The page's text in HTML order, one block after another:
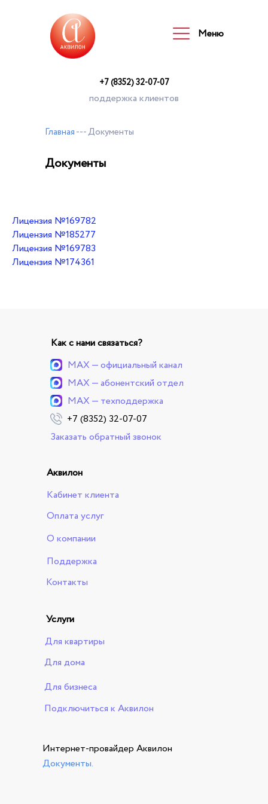
Меню
+7 (8352) 32-07-07
поддержка клиентов
Документы
Главная--- Документы
Лицензия №169782
Лицензия №185277
Лицензия №169783
Лицензия №174361
Как с нами связаться?
MAX — официальный канал
MAX — абонентский отдел
MAX — техподдержка
+7 (8352) 32-07-07
Заказать обратный звонок
Услуги
Для квартиры
Для дома
Для бизнеса
Подключиться к Аквилон
Аквилон
Кабинет клиента
Оплата услуг
О компании
Поддержка
Интернет-провайдер Аквилон
Документы.
Контакты